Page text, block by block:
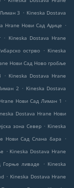
3 . Kineska Dostava
Hrane Нови Сад Адице .
. Kineska Dostava Hrane
острво . Kineska
Нови Сад Ново гробље
. Kineska Dostava Hrane
2 . Kineska Dostava
Нови Сад Лиман 1
.
Dostava Hrane Нови
зона Север . Kineska
Нови Сад Слана бара
.
. Kineska Dostava Hrane
Горње ливаде . Kineska
. Kineska Dostava Hrane